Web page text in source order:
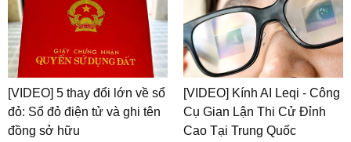
[VIDEO] 5 thay đổi lớn về sổ
đỏ: Sổ đỏ điện tử và ghi tên
đồng sở hữu
[VIDEO] Kính AI Leqi - Công
Cụ Gian Lận Thi Cử Đỉnh
Cao Tại Trung Quốc